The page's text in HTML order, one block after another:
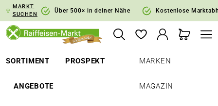
Zur Hauptnavigation springen
MARKT
SUCHEN
Über 500× in deiner Nähe Kostenlose
SORTIMENT PROSPEKT
ANGEBOTE
MARKEN
MAGAZIN